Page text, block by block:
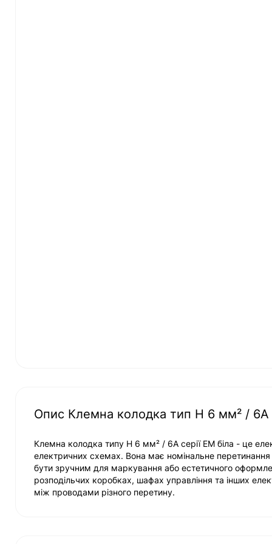
Опис Клемна колодка тип Н 6 мм² / 6А
Клемна колодка типу Н 6 мм² / 6А серії ЕМ біла - це
електричних схемах. Вона має номінальне
бути зручним для маркування або естетичного
розподільчих коробках, шафах управління та інших
між проводами різного перетину.